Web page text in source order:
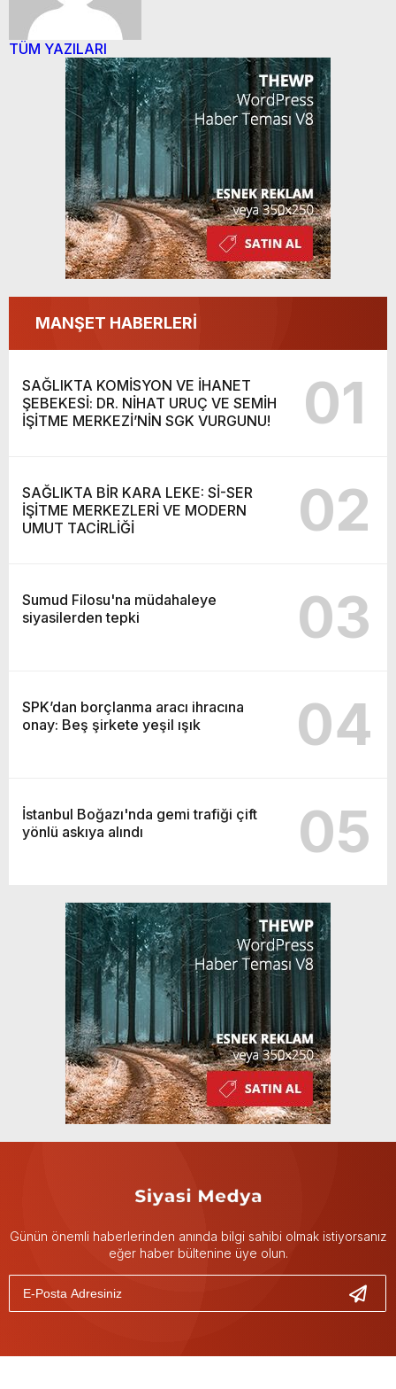
TÜM YAZILARI
MANŞET HABERLERİ
SAĞLIKTA KOMİSYON VE İHANET
ŞEBEKESİ: DR. NİHAT URUÇ VE SEMİH
İŞİTME MERKEZİ’NİN SGK VURGUNU!
01
SAĞLIKTA BİR KARA LEKE: Sİ-SER
İŞİTME MERKEZLERİ VE MODERN
UMUT TACİRLİĞİ
02
Sumud Filosu'na müdahaleye
siyasilerden tepki
03
SPK’dan borçlanma aracı ihracına
onay: Beş şirkete yeşil ışık
04
İstanbul Boğazı'nda gemi trafiği çift
yönlü askıya alındı
05
Günün önemli haberlerinden anında bilgi sahibi olmak istiyorsanız
eğer haber bültenine üye olun.